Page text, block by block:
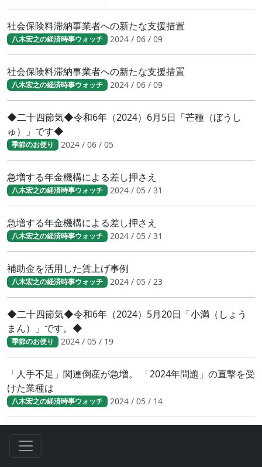
社会保険料滞納事業者への新たな支援措置
八木宏之の経済時事ウォッチ 2024 / 06 / 09
社会保険料滞納事業者への新たな支援措置
八木宏之の経済時事ウォッチ 2024 / 06 / 09
◆二十四節気◆令和6年（2024）6月5日「芒種（ぼうし
ゅ）」です◆
季節のお便り 2024 / 06 / 05
急増する年金機構による差し押さえ
八木宏之の経済時事ウォッチ 2024 / 05 / 31
急増する年金機構による差し押さえ
八木宏之の経済時事ウォッチ 2024 / 05 / 31
補助金を活用した賃上げ事例
八木宏之の経済時事ウォッチ 2024 / 05 / 23
◆二十四節気◆令和6年（2024）5月20日「小満（しょう
まん）」です。◆
季節のお便り 2024 / 05 / 19
「人手不足」関連倒産が急増。 「2024年問題」の直撃を受
けた業種は
八木宏之の経済時事ウォッチ 2024 / 05 / 14
か）」です。◆